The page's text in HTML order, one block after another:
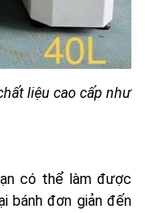
liệu cao cấp như
có thể làm được
bánh đơn giản đến